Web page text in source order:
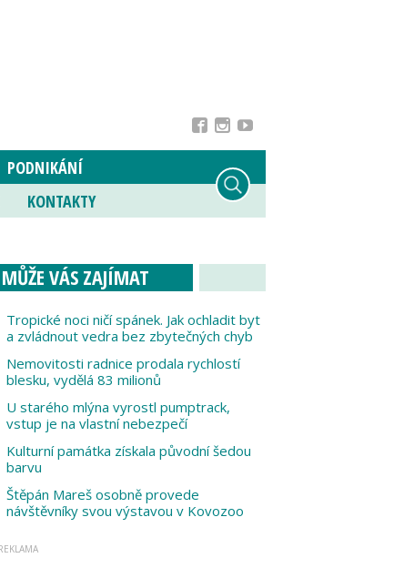
PODNIKÁNÍ
KONTAKTY
MŮŽE VÁS ZAJÍMAT
Tropické noci ničí spánek. Jak ochladit byt
a zvládnout vedra bez zbytečných chyb
Nemovitosti radnice prodala rychlostí
blesku, vydělá 83 milionů
U starého mlýna vyrostl pumptrack,
vstup je na vlastní nebezpečí
Kulturní památka získala původní šedou
barvu
Štěpán Mareš osobně provede
návštěvníky svou výstavou v Kovozoo